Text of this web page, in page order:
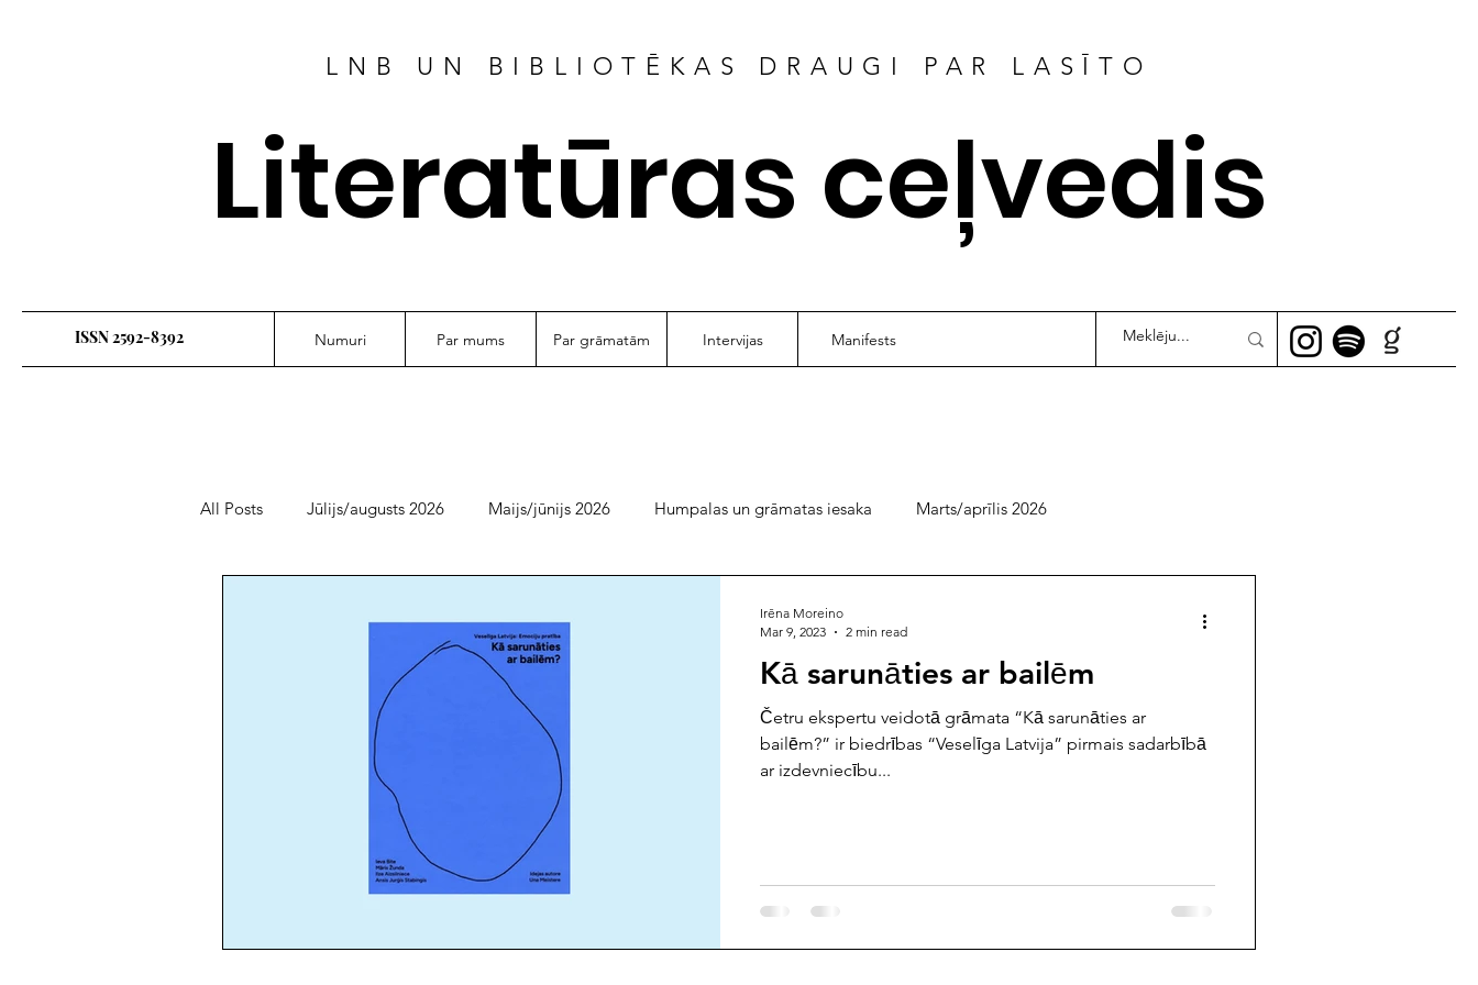
LNB UN BIBLIOTĒKAS DRAUGI PAR LASĪTO
Literatūras ceļvedis
ISSN 2592-8392 Numuri Par mums Par grāmatām Intervijas Manifests
All Posts Jūlijs/augusts 2026 Maijs/jūnijs 2026 Humpalas un grāmatas iesaka Marts/aprīlis 2026
oktobris/novembris 2025 medijpratība 2025 septembris 2025 augusts 2025
decembris 2024
augusts/septembris 2024 jūnijs/jūlijs 2024
novembris/decembris 2023 septembris/oktobris 2023 jūlijs/augusts 2023 maijs/jūnijs 2023
Kā sarunāties ar bailēm
Četru ekspertu veidotā grāmata “Kā sarunāties ar
bailēm?” ir biedrības “Veselīga Latvija” pirmais sadarbībā
ar izdevniecību...
Irēna Moreino
Mar 9, 2023
2 min read